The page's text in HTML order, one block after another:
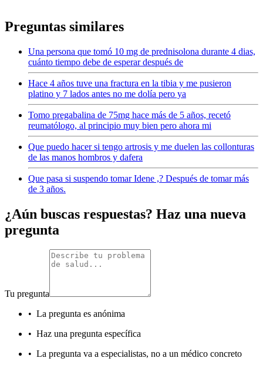
Preguntas similares
Una persona que tomó 10 mg de prednisolona durante 4 dias,
cuánto tiempo debe de esperar después de
Hace 4 años tuve una fractura en la tibia y me pusieron
platino y 7 lados antes no me dolía pero ya
Tomo pregabalina de 75mg hace más de 5 años, recetó
reumatólogo, al principio muy bien pero ahora mi
Que puedo hacer si tengo artrosis y me duelen las collonturas
de las manos hombros y dafera
Que pasa si suspendo tomar Idene ,? Después de tomar más
de 3 años.
¿Aún buscas respuestas? Haz una nueva
pregunta
Tu pregunta
• La pregunta es anónima
• Haz una pregunta específica
• La pregunta va a especialistas, no a un médico concreto